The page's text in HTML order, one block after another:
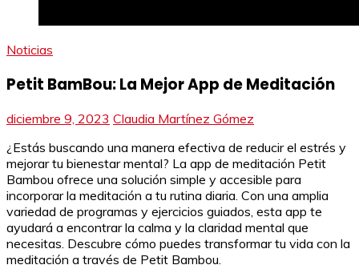
Noticias
Petit BamBou: La Mejor App de Meditación
diciembre 9, 2023 Claudia Martínez Gómez
¿Estás buscando una manera efectiva de reducir el estrés y
mejorar tu bienestar mental? La app de meditación Petit
Bambou ofrece una solución simple y accesible para
incorporar la meditación a tu rutina diaria. Con una amplia
variedad de programas y ejercicios guiados, esta app te
ayudará a encontrar la calma y la claridad mental que
necesitas. Descubre cómo puedes transformar tu vida con la
meditación a través de Petit Bambou.